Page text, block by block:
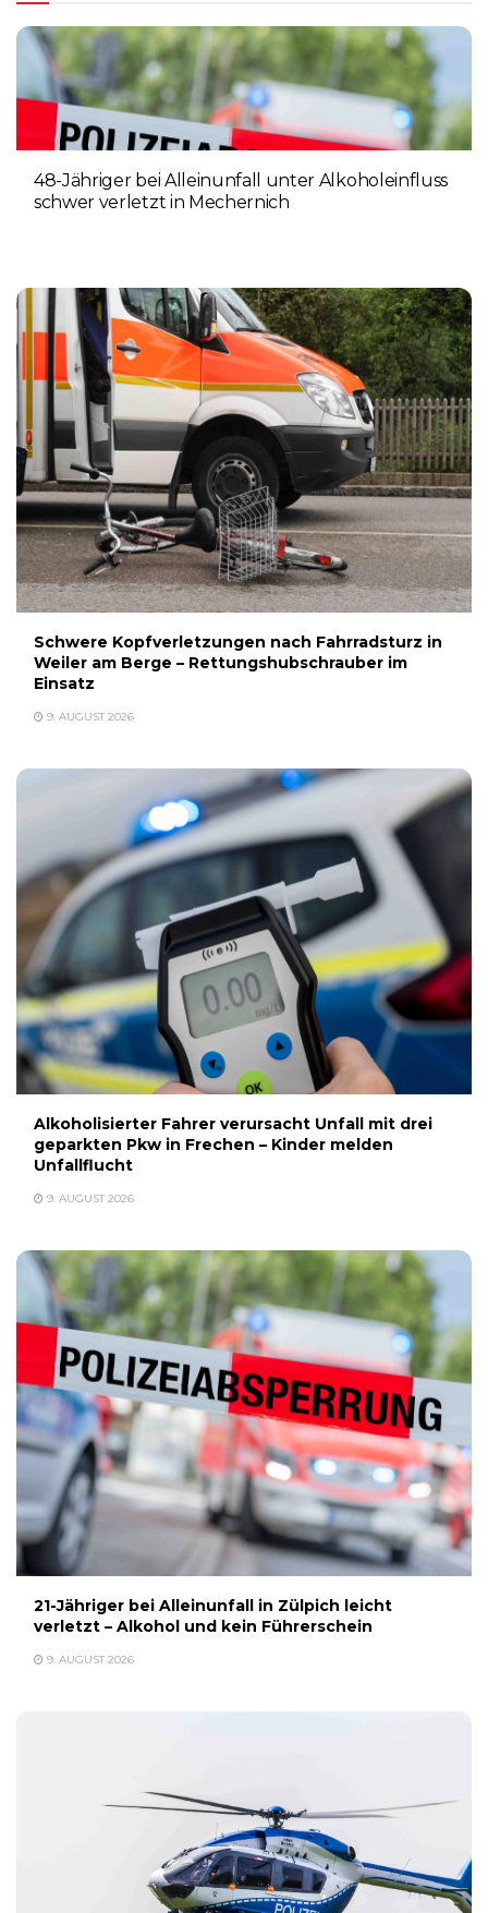
48-Jähriger bei Alleinunfall unter Alkoholeinfluss
schwer verletzt in Mechernich
Schwere Kopfverletzungen nach Fahrradsturz in
Weiler am Berge – Rettungshubschrauber im
Einsatz
9. AUGUST 2026
Alkoholisierter Fahrer verursacht Unfall mit drei
geparkten Pkw in Frechen – Kinder melden
Unfallflucht
9. AUGUST 2026
21-Jähriger bei Alleinunfall in Zülpich leicht
verletzt – Alkohol und kein Führerschein
9. AUGUST 2026